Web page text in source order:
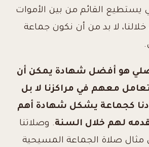
يستطيع القائم من بين الأموات
لا بد من أن نكون جماعة
هو أفضل شهادة يمكن أن
معهم في مراكزنا لا بل
كجماعة يشكل شهادة أهم
لهم خلال السنة. وصلاتنا
مثال صلاة الجماعة المسيحية